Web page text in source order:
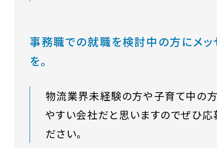
事務職での就職を検討中の方にメッ
を。
物流業界未経験の方や子育て中の
やすい会社だと思いますのでぜひ応
ださい。